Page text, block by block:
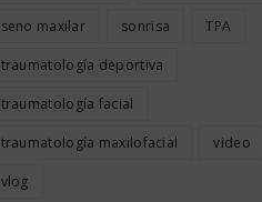
seno maxilar sonrisa TPA
traumatología deportiva
traumatología facial
traumatología maxilofacial video
vlog